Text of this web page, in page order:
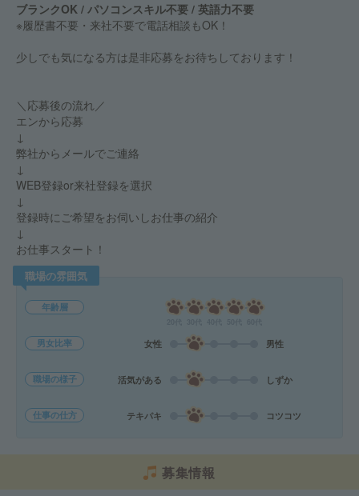
ブランクOK / パソコンスキル不要 / 英語力不要
※履歴書不要・来社不要で電話相談もOK！
少しでも気になる方は是非応募をお待ちしております！
＼応募後の流れ／
エンから応募
↓
弊社からメールでご連絡
↓
WEB登録or来社登録を選択
↓
登録時にご希望をお伺いしお仕事の紹介
↓
お仕事スタート！
職場の雰囲気
年齢層
男女比率 女性 男性
職場の様子 活気がある しずか
仕事の仕方 テキパキ コツコツ
募集情報